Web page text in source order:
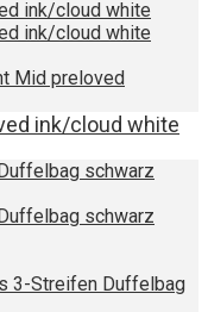
Mid preloved
ink/cloud white
3-Streifen Duffelbag